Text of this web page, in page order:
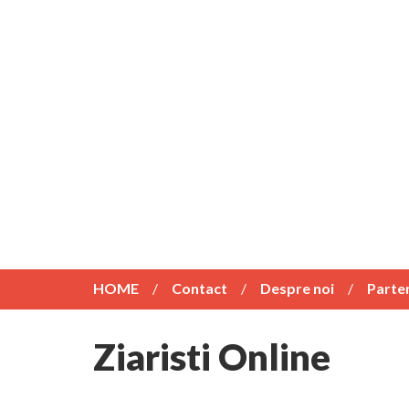
HOME Contact Despre noi
Ziaristi Online